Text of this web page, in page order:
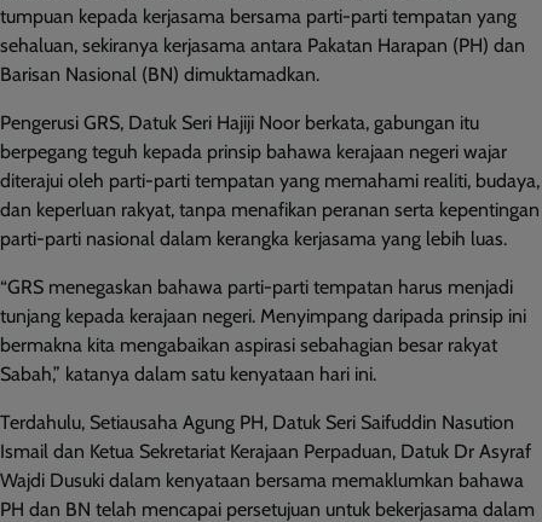
tumpuan kepada kerjasama bersama parti-parti tempatan yang
sehaluan, sekiranya kerjasama antara Pakatan Harapan (PH) dan
Barisan Nasional (BN) dimuktamadkan.
Pengerusi GRS, Datuk Seri Hajiji Noor berkata, gabungan itu
berpegang teguh kepada prinsip bahawa kerajaan negeri wajar
diterajui oleh parti-parti tempatan yang memahami realiti, budaya,
dan keperluan rakyat, tanpa menafikan peranan serta kepentingan
parti-parti nasional dalam kerangka kerjasama yang lebih luas.
“GRS menegaskan bahawa parti-parti tempatan harus menjadi
tunjang kepada kerajaan negeri. Menyimpang daripada prinsip ini
bermakna kita mengabaikan aspirasi sebahagian besar rakyat
Sabah,” katanya dalam satu kenyataan hari ini.
Terdahulu, Setiausaha Agung PH, Datuk Seri Saifuddin Nasution
Ismail dan Ketua Sekretariat Kerajaan Perpaduan, Datuk Dr Asyraf
Wajdi Dusuki dalam kenyataan bersama memaklumkan bahawa
PH dan BN telah mencapai persetujuan untuk bekerjasama dalam